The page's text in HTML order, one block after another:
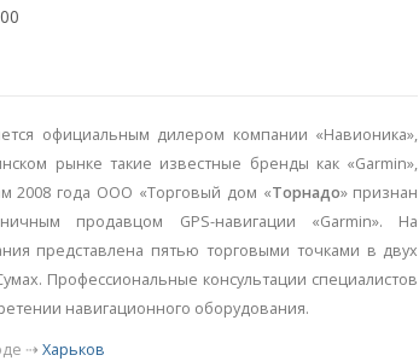
официальным дилером компании «Навионика»,
рынке такие известные бренды как «Garmin»,
2008 года ООО «Торговый дом «Торнадо» признан
продавцом GPS-навигации «Garmin». На
представлена пятью торговыми точками в двух
Профессиональные консультации специалистов
навигационного оборудования.
⇢Харьков